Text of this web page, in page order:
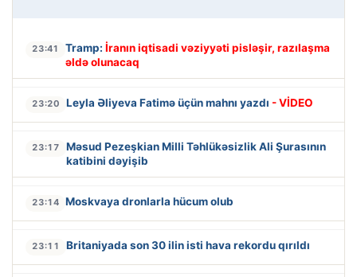
23:41 Tramp: İranın iqtisadi vəziyyəti pisləşir, razılaşma
əldə olunacaq
23:20 Leyla Əliyeva Fatimə üçün mahnı yazdı - VİDEO
23:17
Məsud Pezeşkian Milli Təhlükəsizlik Ali Şurasının
katibini dəyişib
23:14 Moskvaya dronlarla hücum olub
23:11 Britaniyada son 30 ilin isti hava rekordu qırıldı